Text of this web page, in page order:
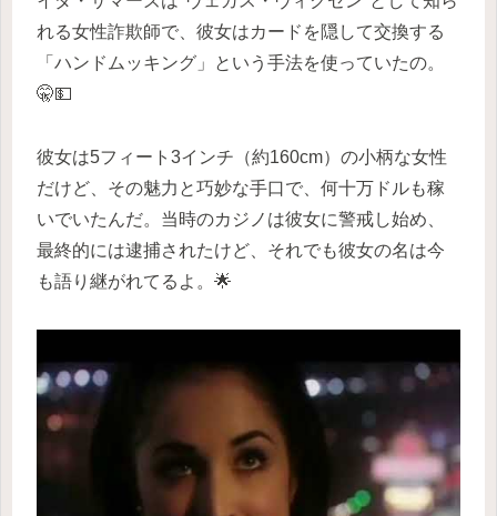
れる女性詐欺師で、彼女はカードを隠して交換する
「ハンドムッキング」という手法を使っていたの。
🤫💵
彼女は5フィート3インチ（約160cm）の小柄な女性
だけど、その魅力と巧妙な手口で、何十万ドルも稼
いでいたんだ。当時のカジノは彼女に警戒し始め、
最終的には逮捕されたけど、それでも彼女の名は今
も語り継がれてるよ。🌟